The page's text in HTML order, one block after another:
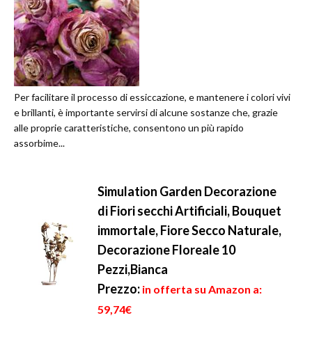
Per facilitare il processo di essiccazione, e mantenere i colori vivi
e brillanti, è importante servirsi di alcune sostanze che, grazie
alle proprie caratteristiche, consentono un più rapido
assorbime...
Simulation Garden Decorazione
di Fiori secchi Artificiali, Bouquet
immortale, Fiore Secco Naturale,
Decorazione Floreale 10
Pezzi,Bianca
Prezzo: in offerta su Amazon a:
59,74€